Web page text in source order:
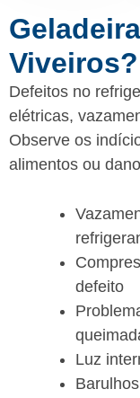
Defeitos no
elétricas,
Observe os
alimentos ou
defeito
Luz